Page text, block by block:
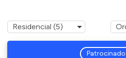
Patrocinado